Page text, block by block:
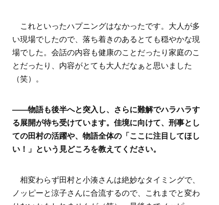
これといったハプニングはなかったです。大人が多
い現場でしたので、落ち着きのあるとても穏やかな現
場でした。会話の内容も健康のことだったり家庭のこ
とだったり、内容がとても大人だなぁと思いました
（笑）。
――物語も後半へと突入し、さらに難解でハラハラす
る展開が待ち受けています。佳境に向けて、刑事とし
ての田村の活躍や、物語全体の「ここに注目してほし
い！」という見どころを教えてください。
相変わらず田村と小湊さんは絶妙なタイミングで、
ノッピーと涼子さんに合流するので、これまでと変わ